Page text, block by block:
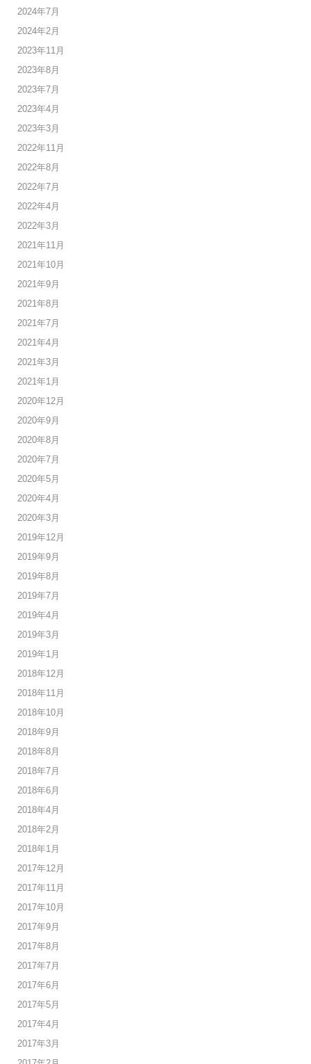
2024年7月
2024年2月
2023年11月
2023年8月
2023年7月
2023年4月
2023年3月
2022年11月
2022年8月
2022年7月
2022年4月
2022年3月
2021年11月
2021年10月
2021年9月
2021年8月
2021年7月
2021年4月
2021年3月
2021年1月
2020年12月
2020年9月
2020年8月
2020年7月
2020年5月
2020年4月
2020年3月
2019年12月
2019年9月
2019年8月
2019年7月
2019年4月
2019年3月
2019年1月
2018年12月
2018年11月
2018年10月
2018年9月
2018年8月
2018年7月
2018年6月
2018年4月
2018年2月
2018年1月
2017年12月
2017年11月
2017年10月
2017年9月
2017年8月
2017年7月
2017年6月
2017年5月
2017年4月
2017年3月